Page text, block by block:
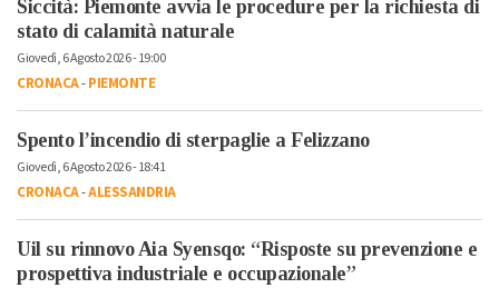
Siccità: Piemonte avvia le procedure per la richiesta di
stato di calamità naturale
Giovedì, 6 Agosto 2026 - 19:00
CRONACA-PIEMONTE
Spento l’incendio di sterpaglie a Felizzano
Giovedì, 6 Agosto 2026 - 18:41
CRONACA-ALESSANDRIA
Uil su rinnovo Aia Syensqo: “Risposte su prevenzione e
prospettiva industriale e occupazionale”